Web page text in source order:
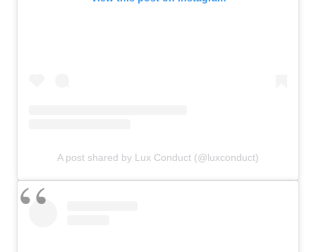
A post shared by Lux Conduct (@luxconduct)